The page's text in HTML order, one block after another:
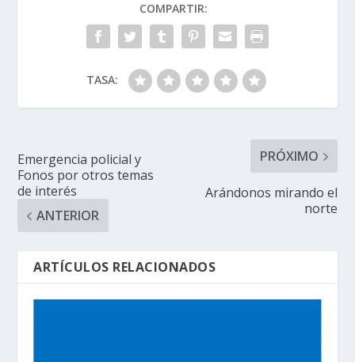
COMPARTIR:
TASA:
Emergencia policial y
Fonos por otros temas
de interés
ANTERIOR
PRÓXIMO
Arándonos mirando el
norte
ARTÍCULOS RELACIONADOS